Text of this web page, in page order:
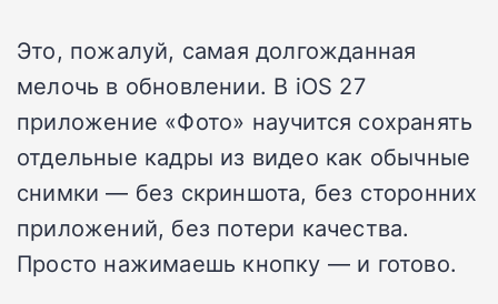
Это, пожалуй, самая долгожданная
мелочь в обновлении. В iOS 27
приложение «Фото» научится сохранять
отдельные кадры из видео как обычные
снимки — без скриншота, без сторонних
приложений, без потери качества.
Просто нажимаешь кнопку — и готово.